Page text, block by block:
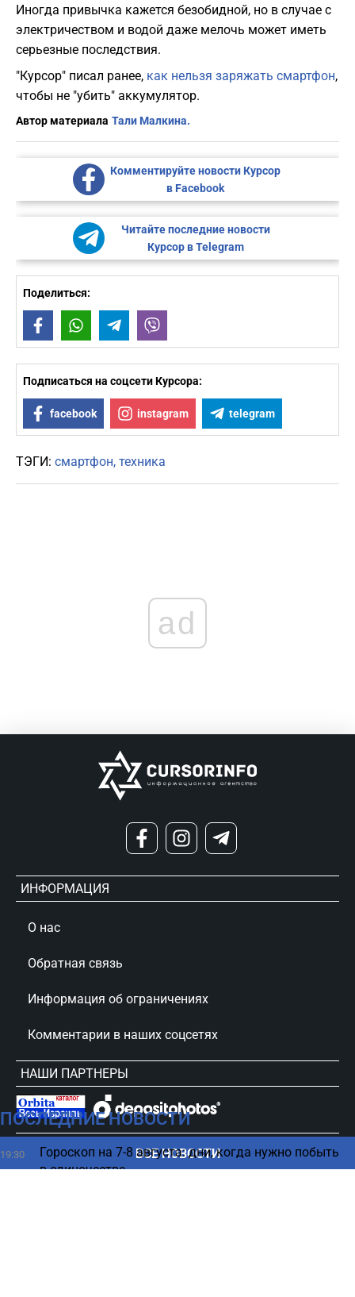
Иногда привычка кажется безобидной, но в случае с
электричеством и водой даже мелочь может иметь
серьезные последствия.
"Курсор" писал ранее, как нельзя заряжать смартфон,
чтобы не "убить" аккумулятор.
Автор материала Тали Малкина.
Комментируйте новости Курсор
в Facebook
Читайте последние новости
Курсор в Telegram
Поделиться:
FacebookWhatsAppTelegram
Подписаться на соцсети Курсора:
facebook instagram telegram
ТЭГИ: смартфон техника
ПОСЛЕДНИЕ НОВОСТИ
19:30
Гороскоп на 7-8 августа: дни, когда нужно побыть
в одиночестве
ВСЕ НОВОСТИ
ad
ИНФОРМАЦИЯ
О нас
Обратная связь
Информация об ограничениях
Комментарии в наших соцсетях
НАШИ ПАРТНЕРЫ
сursorinfo.co.il © Все права защищены